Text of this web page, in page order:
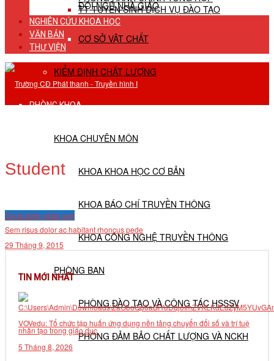
ĐỘI NGŨ NHÀ GIÁO
CƠ SỞ VẬT CHẤT
KIỂM ĐỊNH CHẤT LƯỢNG
PHÒNG KHOA
KHOA CHUYÊN MÔN
KHOA KHOA HỌC CƠ BẢN
KHOA BÁO CHÍ TRUYỀN THÔNG
KHOA CÔNG NGHỆ TRUYỀN THÔNG
PHÒNG BAN
PHÒNG ĐÀO TẠO VÀ CÔNG TÁC HSSSV
PHÒNG ĐẢM BẢO CHẤT LƯỢNG VÀ NCKH
TT TUYỂN SINH DỊCH VỤ ĐÀO TẠO
NGHIÊN CỨU KHOA HỌC
VĂN BẢN
THƯ VIỆN
Student
Chưa được phân loại
Sem risus dolor ac habitant rhoncus pede
29 Tháng 9, 2015
TIN MỚI NHẤT
VOVedu: Tổ chức tập huấn ứng dụng nền tảng chuyển đổi số và trí tuệ
nhân tạo trong giáo dục
5 Tháng 8, 2026